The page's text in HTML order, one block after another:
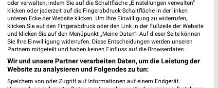
6,5 km
Inspiriert vom Meer
0,2 km
Kleine Helden werden gross
oder verwalten, indem Sie auf die Schaltfläche „Einstellungen verwalten“
klicken oder jederzeit auf die Fingerabdruck-Schaltfläche in der linken
unteren Ecke der Website klicken. Um Ihre Einwilligung zu widerrufen,
klicken Sie auf den Fingerabdruck oder den Link in der Fußzeile der Website
und klicken Sie auf den Menüpunkt „Meine Daten“. Auf dieser Seite können
Sie Ihre Einwilligung widerrufen. Diese Entscheidungen werden unseren
Partnern mitgeteilt und haben keinen Einfluss auf die Browserdaten.
Wir und unsere Partner verarbeiten Daten, um die Leistung der
Website zu analysieren und Folgendes zu tun:
Speichern von oder Zugriff auf Informationen auf einem Endgerät.